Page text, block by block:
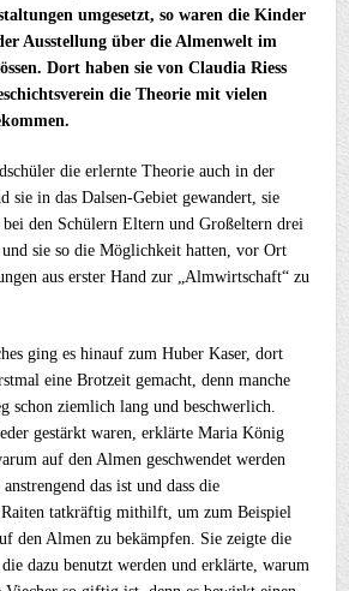
umgesetzt, so waren die Kinder
Ausstellung über die Almenwelt im
Dort haben sie von Claudia Riess
die Theorie mit vielen
die erlernte Theorie auch in der
sie in das Dalsen-Gebiet gewandert, sie
bei den Schülern Eltern und Großeltern drei
sie so die Möglichkeit hatten, vor Ort
aus erster Hand zur „Almwirtschaft“ zu
ging es hinauf zum Huber Kaser, dort
eine Brotzeit gemacht, denn manche
schon ziemlich lang und beschwerlich.
gestärkt waren, erklärte Maria König
auf den Almen geschwendet werden
das ist und dass die
Raiten tatkräftig mithilft, um zum Beispiel
den Almen zu bekämpfen. Sie zeigte die
die dazu benutzt werden und erklärte, warum